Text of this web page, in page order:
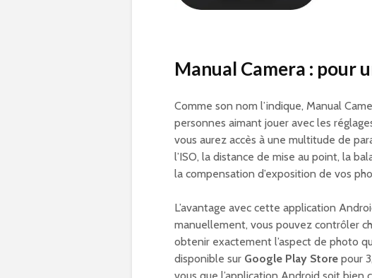
Manual Camera : pour
Comme son nom l’indique, Manual
personnes aimant jouer avec les
vous aurez accès à une multitude de
l’ISO, la distance de mise au point, la
la compensation d’exposition de vos
L’avantage avec cette application
manuellement, vous pouvez contrôler
obtenir exactement l’aspect de photo
disponible sur Google Play Store pour